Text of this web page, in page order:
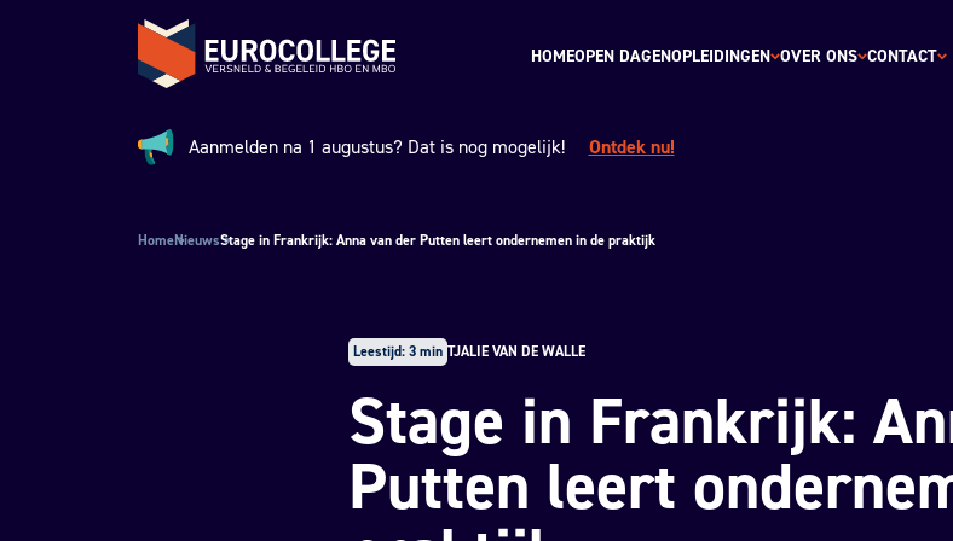
Spring naar hoofdinhoudTerug naar de homepage
HOMEOPEN DAGENOPLEIDINGEN OVER ONS CONTACT
Aankondiging:
Aanmelden na 1 augustus? Dat is nog mogelijk! Ontdek nu!
HomeNieuwsStage in Frankrijk: Anna van der Putten leert ondernemen in de praktijk
Leestijd: 3 min TJALIE VAN DE WALLE
Stage in Frankrijk:
Putten leert